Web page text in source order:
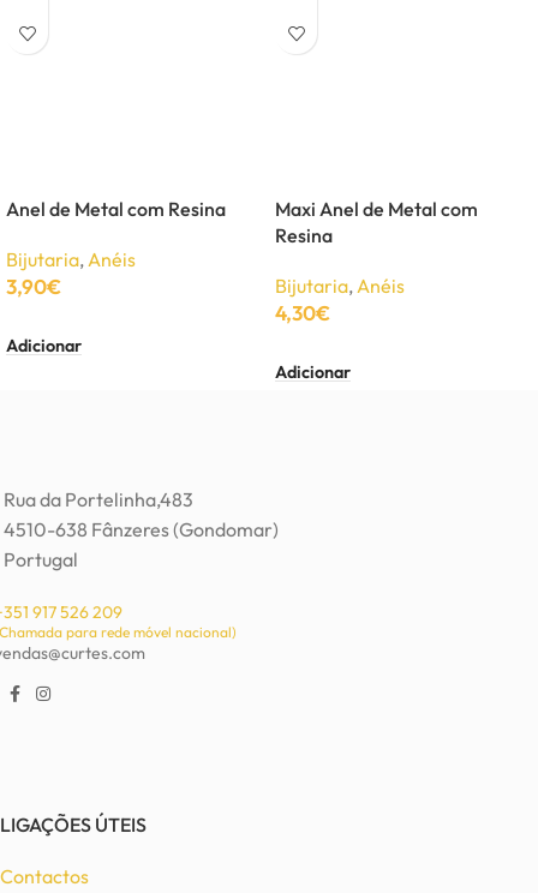
Anel de Metal com Resina
Bijutaria, Anéis
3,90€
Adicionar
Maxi Anel de Metal com
Resina
Bijutaria, Anéis
4,30€
Adicionar
Rua da Portelinha,483
4510-638 Fânzeres (Gondomar)
Portugal
917 526 209
para rede móvel nacional)
LIGAÇÕES ÚTEIS
Contactos